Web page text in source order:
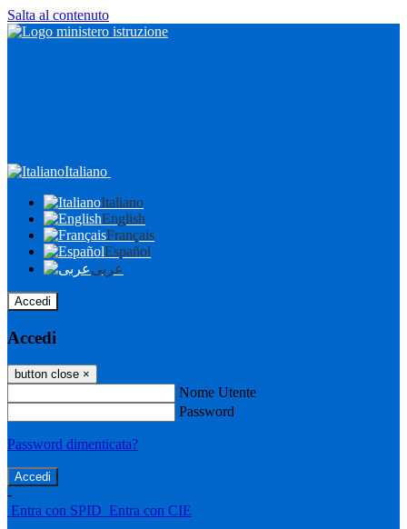
Salta al contenuto
Italiano
Italiano
English
Français
Español
عربى
Accedi
Accedi
button close ×
Nome Utente
Password
Password dimenticata?
-
Entra con SPID Entra con CIE